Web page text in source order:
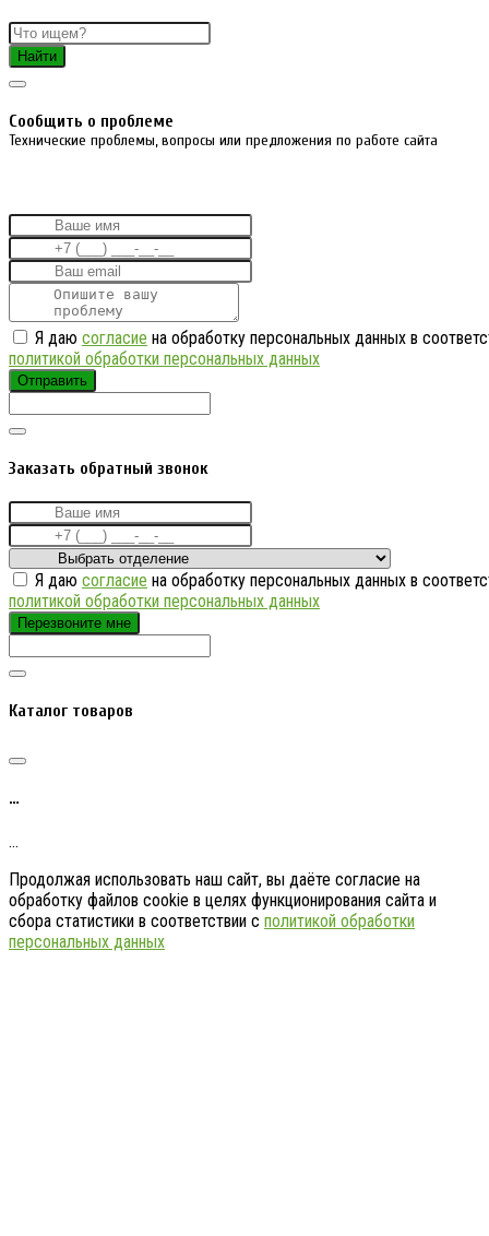
Найти
Cообщить о проблеме
Технические проблемы, вопросы или предложения по работе сайта
Я даю согласие на обработку персональных данных в
политикой обработки персональных данных
Отправить
Заказать обратный звонок
Я даю согласие на обработку персональных данных в
политикой обработки персональных данных
Перезвоните мне
Каталог товаров
…
…
Продолжая использовать наш сайт, вы даёте согласие на
обработку файлов cookie в целях функционирования сайта и
сбора статистики в соответствии с политикой обработки
персональных данных